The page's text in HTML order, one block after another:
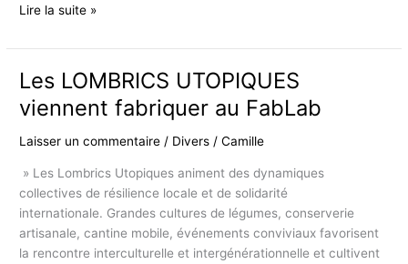
Le
un
« circuit
court »
?
Lire la suite »
Les LOMBRICS UTOPIQUES
viennent fabriquer au FabLab
Laisser un commentaire / Divers /Camille
» Les Lombrics Utopiques animent des dynamiques
collectives de résilience locale et de solidarité
internationale. Grandes cultures de légumes, conserverie
artisanale, cantine mobile, événements conviviaux favorisent
la rencontre interculturelle et intergénérationnelle et cultivent